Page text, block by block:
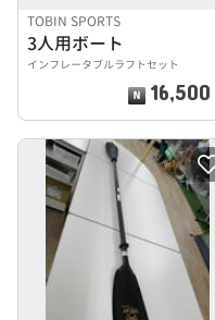
TOBIN SPORTS
3人用ボート
インフレータブルラフトセット
16,500